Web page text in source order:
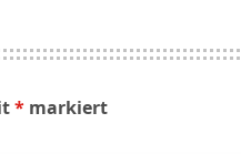
* markiert